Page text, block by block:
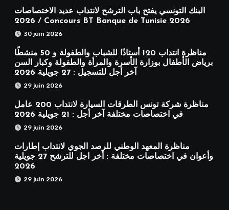
البنك التونسي يفتح باب الترشح لانتداب عديد الاختصاصات
2026 / Concours BT Banque de Tunisie 2026
30 juin 2026
مناظرة انتداب 120 أستاذًا للشباب والطفولة و 50 منشطًا
برياض الأطفال بوزارة الأسرة والمرأة والطفولة وكبار السن
آخر أجل للتسجيل : 27 جويلية 2026
29 juin 2026
مناظرة شركة تونس الطرقات السيارة لانتداب 200 عامل
في اختصاصات مختلفة آخر أجل : 21 جويلية 2026
29 juin 2026
مناظرة المعهد الوطني للرصد الجوي لانتداب إطارات
وأعوان في اختصاصات مختلفة : أخر اجل للترشح 27 جويلية
2026
29 juin 2026